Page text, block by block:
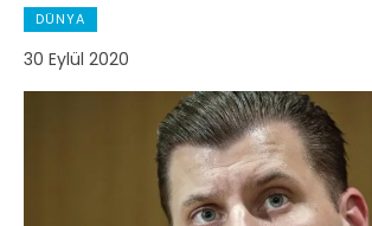
DÜNYA
30 Eylül 2020